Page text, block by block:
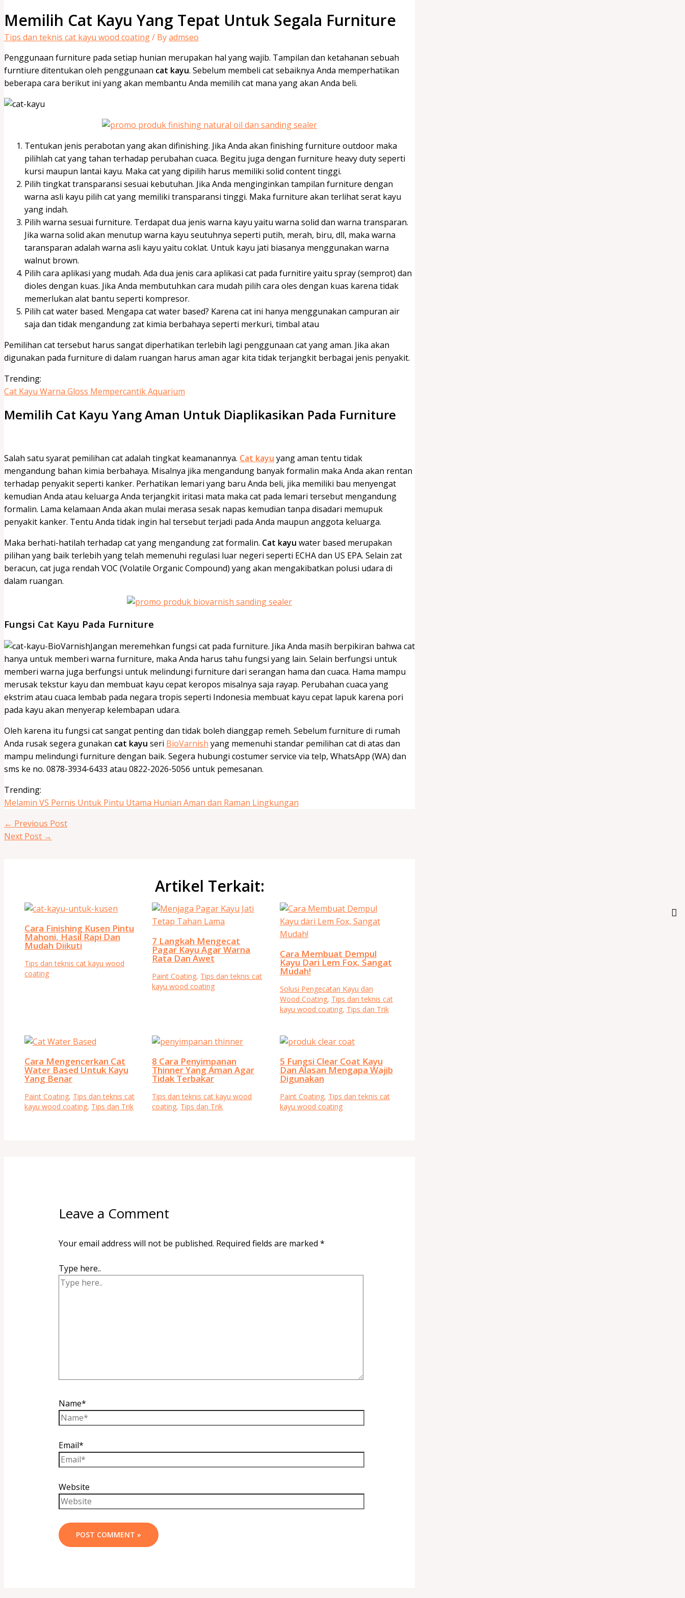
Memilih Cat Kayu Yang Tepat Untuk Segala Furniture
Tips dan teknis cat kayu wood coating/ Byadmseo
Penggunaan furniture pada setiap hunian merupakan hal yang wajib. Tampilan dan ketahanan sebuah
furntiure ditentukan oleh penggunaan cat kayu. Sebelum membeli cat sebaiknya Anda memperhatikan
beberapa cara berikut ini yang akan membantu Anda memilih cat mana yang akan Anda beli.
Tentukan jenis perabotan yang akan difinishing. Jika Anda akan finishing furniture outdoor maka
pilihlah cat yang tahan terhadap perubahan cuaca. Begitu juga dengan furniture heavy duty seperti
kursi maupun lantai kayu. Maka cat yang dipilih harus memiliki solid content tinggi.
Pilih tingkat transparansi sesuai kebutuhan. Jika Anda menginginkan tampilan furniture dengan
warna asli kayu pilih cat yang memiliki transparansi tinggi. Maka furniture akan terlihat serat kayu
yang indah.
Pilih warna sesuai furniture. Terdapat dua jenis warna kayu yaitu warna solid dan warna transparan.
Jika warna solid akan menutup warna kayu seutuhnya seperti putih, merah, biru, dll, maka warna
taransparan adalah warna asli kayu yaitu coklat. Untuk kayu jati biasanya menggunakan warna
walnut brown.
Pilih cara aplikasi yang mudah. Ada dua jenis cara aplikasi cat pada furnitire yaitu spray (semprot) dan
dioles dengan kuas. Jika Anda membutuhkan cara mudah pilih cara oles dengan kuas karena tidak
memerlukan alat bantu seperti kompresor.
Pilih cat water based. Mengapa cat water based? Karena cat ini hanya menggunakan campuran air
saja dan tidak mengandung zat kimia berbahaya seperti merkuri, timbal atau
Pemilihan cat tersebut harus sangat diperhatikan terlebih lagi penggunaan cat yang aman. Jika akan
digunakan pada furniture di dalam ruangan harus aman agar kita tidak terjangkit berbagai jenis penyakit.
Trending:
Cat Kayu Warna Gloss Mempercantik Aquarium
Memilih Cat Kayu Yang Aman Untuk Diaplikasikan Pada Furniture
Salah satu syarat pemilihan cat adalah tingkat keamanannya. Cat kayu yang aman tentu tidak
mengandung bahan kimia berbahaya. Misalnya jika mengandung banyak formalin maka Anda akan rentan
terhadap penyakit seperti kanker. Perhatikan lemari yang baru Anda beli, jika memiliki bau menyengat
kemudian Anda atau keluarga Anda terjangkit iritasi mata maka cat pada lemari tersebut mengandung
formalin. Lama kelamaan Anda akan mulai merasa sesak napas kemudian tanpa disadari memupuk
penyakit kanker. Tentu Anda tidak ingin hal tersebut terjadi pada Anda maupun anggota keluarga.
Maka berhati-hatilah terhadap cat yang mengandung zat formalin. Cat kayu water based merupakan
pilihan yang baik terlebih yang telah memenuhi regulasi luar negeri seperti ECHA dan US EPA. Selain zat
beracun, cat juga rendah VOC (Volatile Organic Compound) yang akan mengakibatkan polusi udara di
dalam ruangan.
Fungsi Cat Kayu Pada Furniture
Jangan meremehkan fungsi cat pada furniture. Jika Anda masih berpikiran bahwa cat
hanya untuk memberi warna furniture, maka Anda harus tahu fungsi yang lain. Selain berfungsi untuk
memberi warna juga berfungsi untuk melindungi furniture dari serangan hama dan cuaca. Hama mampu
merusak tekstur kayu dan membuat kayu cepat keropos misalnya saja rayap. Perubahan cuaca yang
ekstrim atau cuaca lembab pada negara tropis seperti Indonesia membuat kayu cepat lapuk karena pori
pada kayu akan menyerap kelembapan udara.
Oleh karena itu fungsi cat sangat penting dan tidak boleh dianggap remeh. Sebelum furniture di rumah
Anda rusak segera gunakan cat kayu seri BioVarnish yang memenuhi standar pemilihan cat di atas dan
mampu melindungi furniture dengan baik. Segera hubungi costumer service via telp, WhatsApp (WA) dan
sms ke no. 0878-3934-6433 atau 0822-2026-5056 untuk pemesanan.
Trending:
Melamin VS Pernis Untuk Pintu Utama Hunian Aman dan Raman Lingkungan
← Previous Post
Next Post →
Artikel Terkait:
Cara Finishing Kusen Pintu
Mahoni, Hasil Rapi Dan
Mudah Diikuti
Tips dan teknis cat kayu wood
coating
7 Langkah Mengecat
Pagar Kayu Agar Warna
Rata Dan Awet
Paint Coating, Tips dan teknis cat
kayu wood coating
Cara Membuat Dempul
Kayu Dari Lem Fox, Sangat
Mudah!
Solusi Pengecatan Kayu dan
Wood Coating, Tips dan teknis cat
kayu wood coating, Tips dan Trik
Cara Mengencerkan Cat
Water Based Untuk Kayu
Yang Benar
Paint Coating, Tips dan teknis cat
kayu wood coating, Tips dan Trik
8 Cara Penyimpanan
Thinner Yang Aman Agar
Tidak Terbakar
Tips dan teknis cat kayu wood
coating, Tips dan Trik
5 Fungsi Clear Coat Kayu
Dan Alasan Mengapa Wajib
Digunakan
Paint Coating, Tips dan teknis cat
kayu wood coating
Leave a Comment
Your email address will not be published. Required fields are marked *
Type here..
Name*
Email*
Website